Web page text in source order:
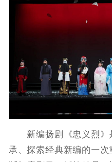
新编扬剧《忠义烈》
承、探索经典新编的一